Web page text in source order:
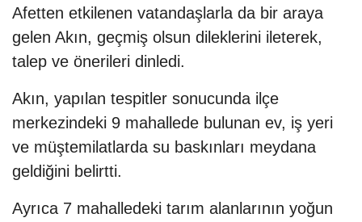
Afetten etkilenen vatandaşlarla da bir araya
gelen Akın, geçmiş olsun dileklerini ileterek,
talep ve önerileri dinledi.
Akın, yapılan tespitler sonucunda ilçe
merkezindeki 9 mahallede bulunan ev, iş yeri
ve müştemilatlarda su baskınları meydana
geldiğini belirtti.
Ayrıca 7 mahalledeki tarım alanlarının yoğun